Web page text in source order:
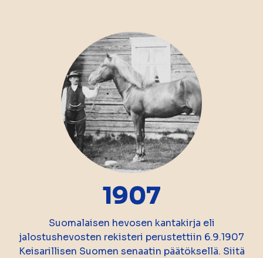
1907
Suomalaisen hevosen kantakirja eli
jalostushevosten rekisteri perustettiin 6.9.1907
Keisarillisen Suomen senaatin päätöksellä. Siitä